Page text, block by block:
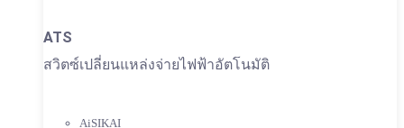
ATS
สวิตซ์เปลี่ยนแหล่งจ่ายไฟฟ้าอัตโนมัติ
AiSIKAI